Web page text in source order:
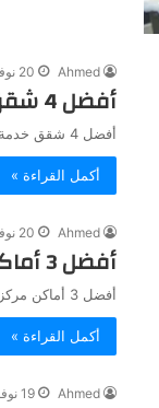
Ahmed 20 نوفمبر، 2022
أفضل 4 شقق خدمة مساج جدة
أفضل 4 شقق خدمة مساج جدة يسأل الكثير من النساء عن أي شيء يخفف عنها الشعور بالضغط والتعب بسبب مشاغل…
أكمل القراءة »
Ahmed 20 نوفمبر، 2022
أفضل 3 أماكن مركز مساج 24 ساعة
أفضل 3 أماكن مركز مساج ٢٤ ساعة أفضل 3 أماكن مركز مساج ٢٤ ساعة نتعرف عليها من خلال هذا التقرير…
أكمل القراءة »
Ahmed 19 نوفمبر، 2022